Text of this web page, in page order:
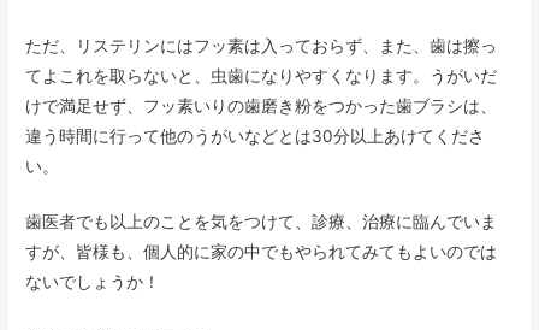
ただ、リステリンにはフッ素は入っておらず、また、歯は擦っ
てよこれを取らないと、虫歯になりやすくなります。うがいだ
けで満足せず、フッ素いりの歯磨き粉をつかった歯ブラシは、
違う時間に行って他のうがいなどとは30分以上あけてくださ
い。
歯医者でも以上のことを気をつけて、診療、治療に臨んでいま
すが、皆様も、個人的に家の中でもやられてみてもよいのでは
ないでしょうか！